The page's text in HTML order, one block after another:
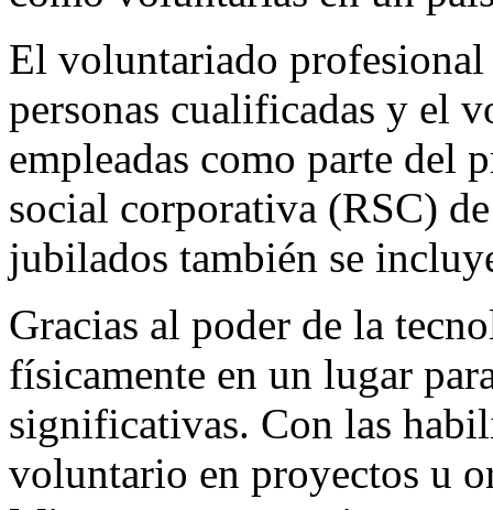
El voluntariado
personas cualificadas y el
empleadas como parte del
social corporativa (RSC)
jubilados también se
Gracias al poder de la
físicamente en un lugar
significativas. Con las
voluntario en proyectos u